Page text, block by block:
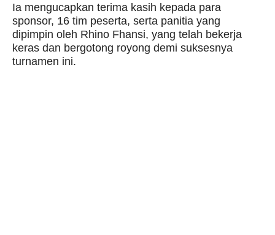
Ia mengucapkan terima kasih kepada para
sponsor, 16 tim peserta, serta panitia yang
dipimpin oleh Rhino Fhansi, yang telah bekerja
keras dan bergotong royong demi suksesnya
turnamen ini.